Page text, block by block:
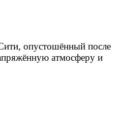
опустошённый после
атмосферу и